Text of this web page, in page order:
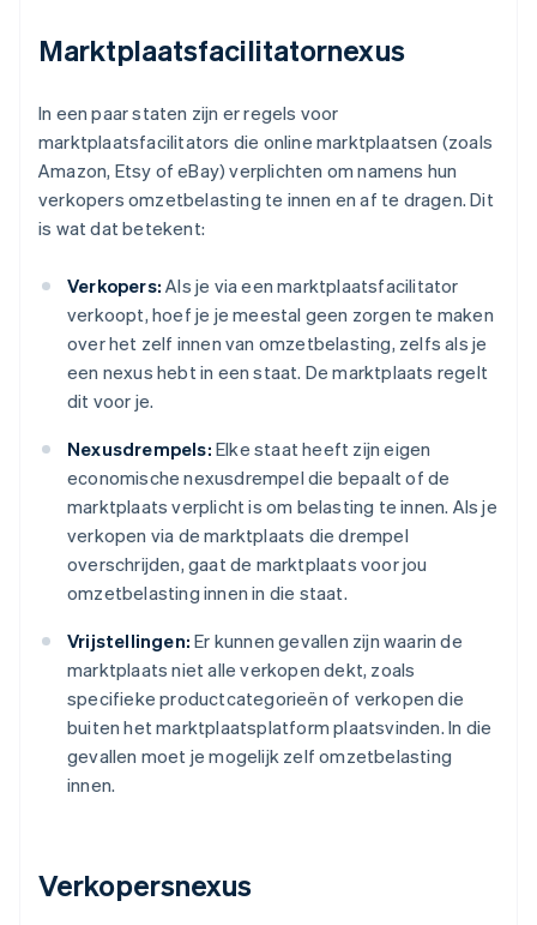
Marktplaatsfacilitatornexus
In een paar staten zijn er regels voor
marktplaatsfacilitators die online marktplaatsen (zoals
Amazon, Etsy of eBay) verplichten om namens hun
verkopers omzetbelasting te innen en af te dragen. Dit
is wat dat betekent:
Verkopers: Als je via een marktplaatsfacilitator
verkoopt, hoef je je meestal geen zorgen te maken
over het zelf innen van omzetbelasting, zelfs als je
een nexus hebt in een staat. De marktplaats regelt
dit voor je.
Nexusdrempels: Elke staat heeft zijn eigen
economische nexusdrempel die bepaalt of de
marktplaats verplicht is om belasting te innen. Als je
verkopen via de marktplaats die drempel
overschrijden, gaat de marktplaats voor jou
omzetbelasting innen in die staat.
Vrijstellingen: Er kunnen gevallen zijn waarin de
marktplaats niet alle verkopen dekt, zoals
specifieke productcategorieën of verkopen die
buiten het marktplaatsplatform plaatsvinden. In die
gevallen moet je mogelijk zelf omzetbelasting
innen.
Verkopersnexus